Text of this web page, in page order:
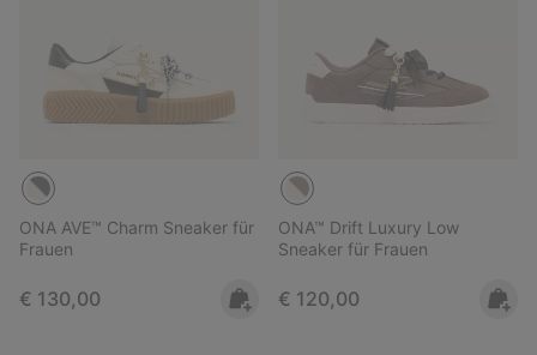
ONA AVE™ Charm Sneaker für
Frauen
Regular price:
€ 130,00
ONA™ Drift Luxury Low
Sneaker für Frauen
Regular price:
€ 120,00